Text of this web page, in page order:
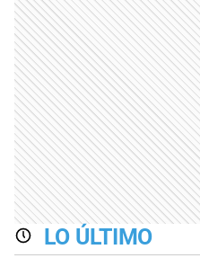
LO ÚLTIMO